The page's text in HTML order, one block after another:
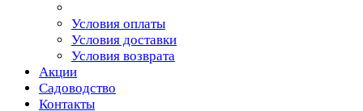
Условия оплаты
Условия доставки
Условия возврата
Акции
Садоводство
Контакты